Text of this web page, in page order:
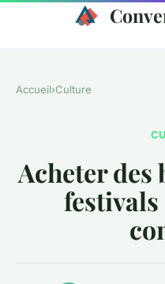
Accueil›Culture
Acheter des
festivals